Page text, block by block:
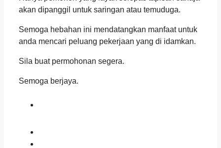
akan dipanggil untuk saringan atau temuduga.
Semoga hebahan ini mendatangkan manfaat untuk
anda mencari peluang pekerjaan yang di idamkan.
Sila buat permohonan segera.
Semoga berjaya.